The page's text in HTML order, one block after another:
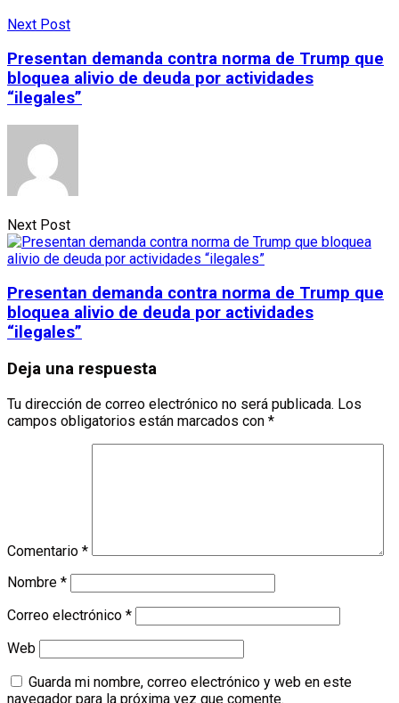
Next Post
Presentan demanda contra norma de Trump que
bloquea alivio de deuda por actividades
“ilegales”
Next Post
Presentan demanda contra norma de Trump que
bloquea alivio de deuda por actividades
“ilegales”
Deja una respuesta
Tu dirección de correo electrónico no será publicada. Los
campos obligatorios están marcados con *
Comentario *
Nombre *
Correo electrónico *
Web
Guarda mi nombre, correo electrónico y web en este
navegador para la próxima vez que comente.